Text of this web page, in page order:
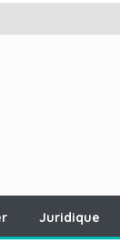
Juridique